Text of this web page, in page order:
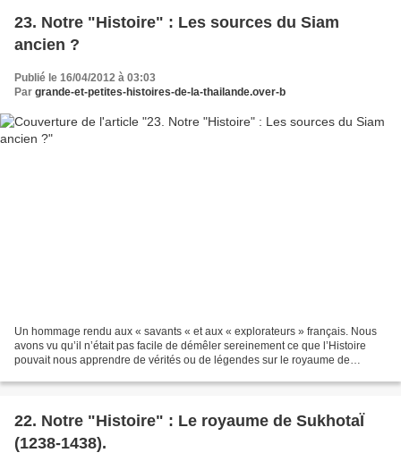
23. Notre "Histoire" : Les sources du Siam
ancien ?
Publié le 16/04/2012 à 03:03
Par grande-et-petites-histoires-de-la-thailande.over-b
Un hommage rendu aux « savants « et aux « explorateurs » français. Nous
avons vu qu’il n’était pas facile de démêler sereinement ce que l’Histoire
pouvait nous apprendre de vérités ou de légendes sur le royaume de
22. Notre "Histoire" : Le royaume de SukhotaÏ
(1238-1438).